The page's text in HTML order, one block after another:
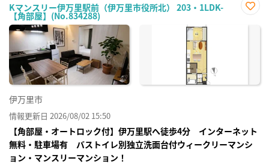
Kマンスリー伊万里駅前（伊万里市役所北） 203・1LDK-
【角部屋】(No.834288)
に入
伊万里市
情報更新日 2026/08/02 15:50
【角部屋・オートロック付】伊万里駅へ徒歩4分 インターネット
無料・駐車場有 バストイレ別独立洗面台付ウィークリーマンシ
ョン・マンスリーマンション！